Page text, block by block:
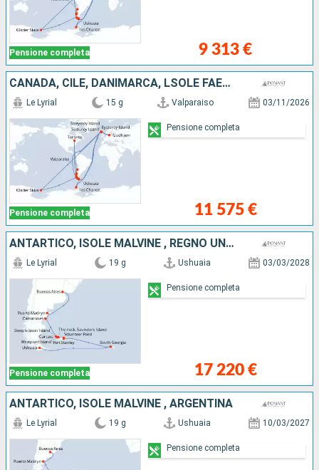
Pensione completa 9 313 €
CANADA, CILE, DANIMARCA, LSOLE FAERÖER, ANTARTICO, ARGENTINA
Pensione completa
Le Lyrial 15 g Valparaiso 03/11/2026
11 575 €
Pensione completa
ANTARTICO, ISOLE MALVINE , REGNO UNITO, ARGENTINA
Pensione completa
Le Lyrial 19 g Ushuaia 03/03/2028
17 220 €
Pensione completa
ANTARTICO, ISOLE MALVINE , ARGENTINA
Le Lyrial 19 g Ushuaia 10/03/2027
Pensione completa